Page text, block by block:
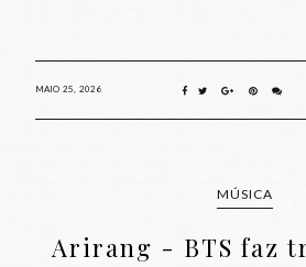
MAIO 25, 2026
MÚSICA
Arirang - BTS faz